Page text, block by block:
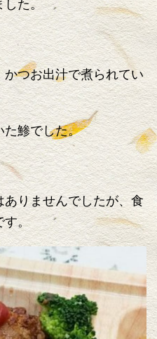
した。
つお出汁で煮られてい
た鯵でした。
りませんでしたが、食
す。